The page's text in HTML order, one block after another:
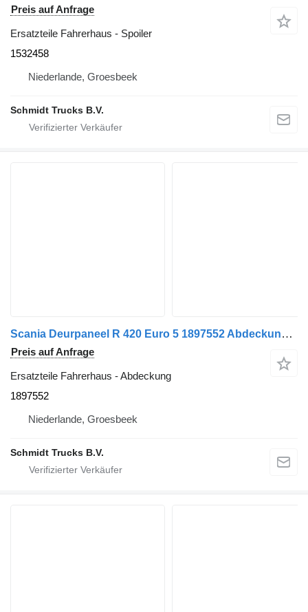
Preis auf Anfrage
Ersatzteile Fahrerhaus - Spoiler
1532458
Niederlande, Groesbeek
Schmidt Trucks B.V.
Scania Deurpaneel R 420 Euro 5 1897552 Abdeckung für LKW
Preis auf Anfrage
Ersatzteile Fahrerhaus - Abdeckung
1897552
Niederlande, Groesbeek
Schmidt Trucks B.V.